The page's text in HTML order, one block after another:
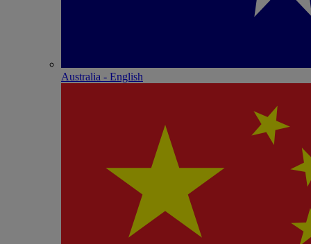
Australia - English